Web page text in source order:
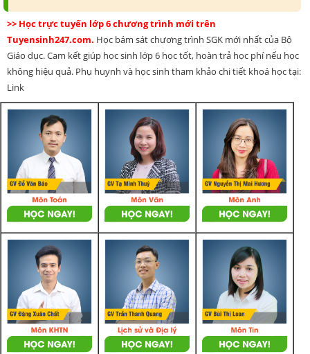
>> Học trực tuyến lớp 6 chương trình mới trên
Tuyensinh247.com. Học bám sát chương trình SGK mới nhất của Bộ
Giáo dục. Cam kết giúp học sinh lớp 6 học tốt, hoàn trả học phí nếu học
không hiệu quả. Phụ huynh và học sinh tham khảo chi tiết khoá học tại:
Link